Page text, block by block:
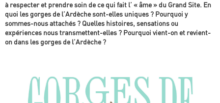
à respecter et prendre soin de ce qui fait l’ « âme » du Grand Site. En
quoi les gorges de l’Ardèche sont-elles uniques ? Pourquoi y
sommes-nous attachés ? Quelles histoires, sensations ou
expériences nous transmettent-elles ? Pourquoi vient-on et revient-
on dans les gorges de l’Ardèche ?